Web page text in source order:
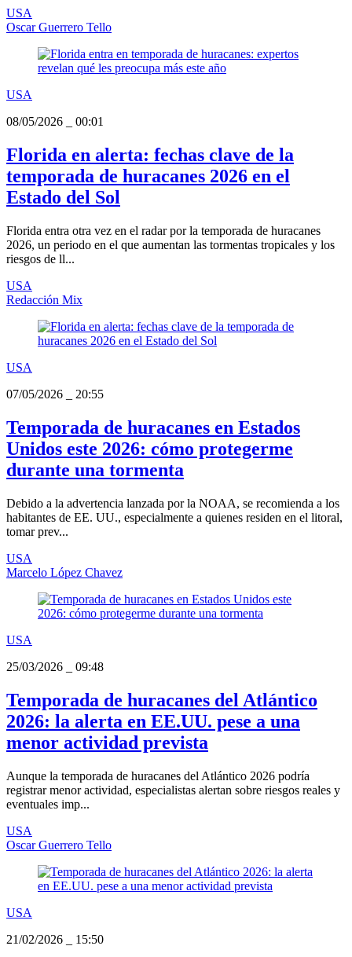
USA
Oscar Guerrero Tello
USA
08/05/2026
00:01
Florida en alerta: fechas clave de la
temporada de huracanes 2026 en el
Estado del Sol
Florida entra otra vez en el radar por la temporada de huracanes
2026, un periodo en el que aumentan las tormentas tropicales y los
riesgos de ll...
USA
Redacción Mix
USA
07/05/2026
20:55
Temporada de huracanes en Estados
Unidos este 2026: cómo protegerme
durante una tormenta
Debido a la advertencia lanzada por la NOAA, se recomienda a los
habitantes de EE. UU., especialmente a quienes residen en el litoral,
tomar prev...
USA
Marcelo López Chavez
USA
25/03/2026
09:48
Temporada de huracanes del Atlántico
2026: la alerta en EE.UU. pese a una
menor actividad prevista
Aunque la temporada de huracanes del Atlántico 2026 podría
registrar menor actividad, especialistas alertan sobre riesgos reales y
eventuales imp...
USA
Oscar Guerrero Tello
USA
21/02/2026
15:50